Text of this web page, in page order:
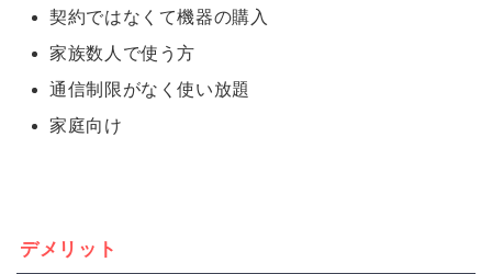
契約ではなくて機器の購入
家族数人で使う方
通信制限がなく使い放題
家庭向け
デメリット